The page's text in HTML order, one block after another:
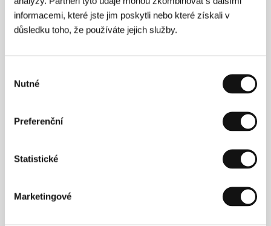
informacemi, které jste jim poskytli nebo které získali v
důsledku toho, že používáte jejich služby.
souhlasu
Nutné
Preferenční
Statistické
Marketingové
Prezident i jeho žena
Režie: Péter Tímár / Maďarsko, 1996, 0 min
Slečna selka